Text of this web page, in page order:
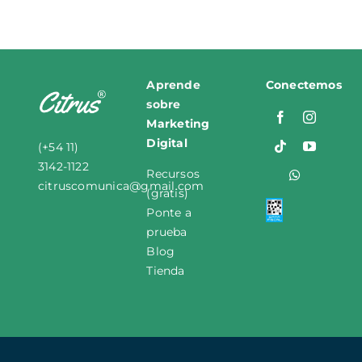
(+54 11)
3142-1122
citruscomunica@gmail.com
Aprende
sobre
Marketing
Digital
Recursos
(gratis)
Ponte a
prueba
Blog
Tienda
Conectemos